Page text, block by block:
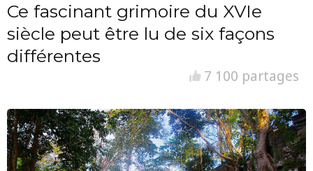
Ce fascinant grimoire du XVIe
siècle peut être lu de six façons
différentes
7 100 partages